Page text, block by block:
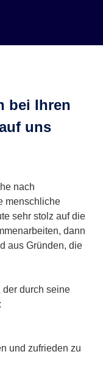
bei Ihren
uns
nach
menschliche
sehr stolz auf die
dann
aus Gründen, die
der durch seine
und zufrieden zu